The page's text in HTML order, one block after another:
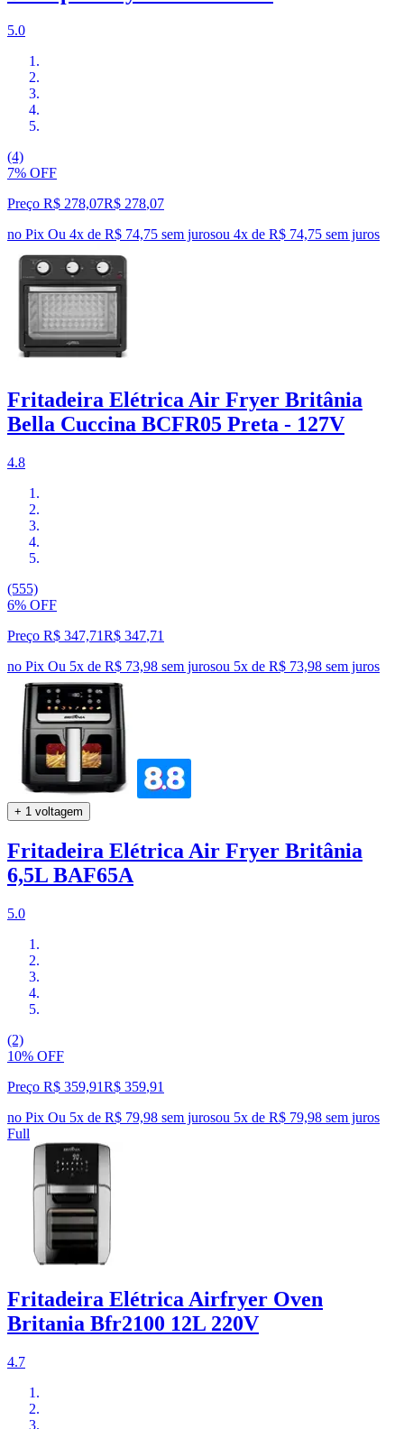
5.0
(4)
7% OFF
Preço R$ 278,07R$ 278,07
no Pix Ou 4x de R$ 74,75 sem jurosou 4x de R$ 74,75 sem juros
Fritadeira Elétrica Air Fryer Britânia
Bella Cuccina BCFR05 Preta - 127V
4.8
(555)
6% OFF
Preço R$ 347,71R$ 347,71
no Pix Ou 5x de R$ 73,98 sem jurosou 5x de R$ 73,98 sem juros
+ 1 voltagem
Fritadeira Elétrica Air Fryer Britânia
6,5L BAF65A
5.0
(2)
10% OFF
Preço R$ 359,91R$ 359,91
no Pix Ou 5x de R$ 79,98 sem jurosou 5x de R$ 79,98 sem juros
Full
Fritadeira Elétrica Airfryer Oven
Britania Bfr2100 12L 220V
4.7